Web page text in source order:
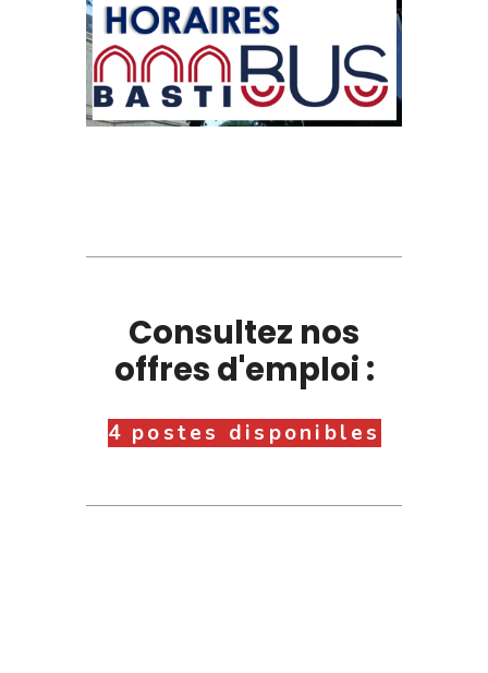
Consultez nos
offres d'emploi :
4 postes disponibles